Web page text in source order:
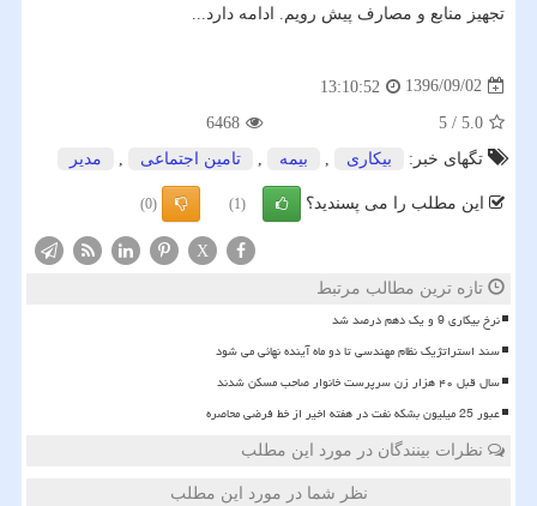
تجهیز منابع و مصارف پیش رویم. ادامه دارد...
1396/09/02
13:10:52
5.0
/
5
6468
تگهای خبر:
بیكاری بیمه تامین اجتماعی مدیر
این مطلب را می پسندید؟ (1)
(0)
X
تازه ترین مطالب مرتبط
نرخ بیکاری 9 و یک دهم درصد شد
سند استراتژیک نظام مهندسی تا دو ماه آینده نهائی می شود
سال قبل ۴۰ هزار زن سرپرست خانوار صاحب مسکن شدند
عبور 25 میلیون بشکه نفت در هفته اخیر از خط فرضی محاصره
نظرات بینندگان در مورد این مطلب
نظر شما در مورد این مطلب